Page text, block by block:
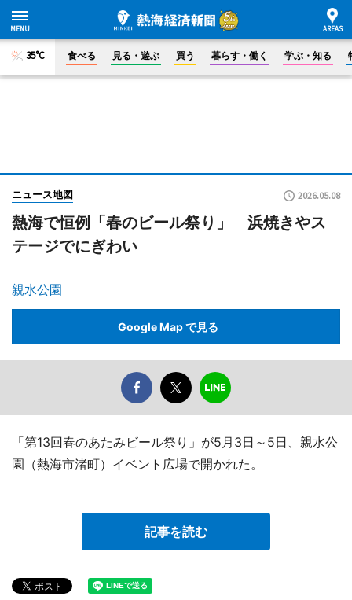
35°C 食べる 見る・遊ぶ 買う 暮らす・働く 学ぶ・知る
ニュース地図 2026.05.08
熱海で恒例「春のビール祭り」 浜焼きやス
テージでにぎわい
親水公園
Google Map で見る
「第13回春のあたみビール祭り」が5月3日～5日、親水公
園（熱海市渚町）イベント広場で開かれた。
記事を読む